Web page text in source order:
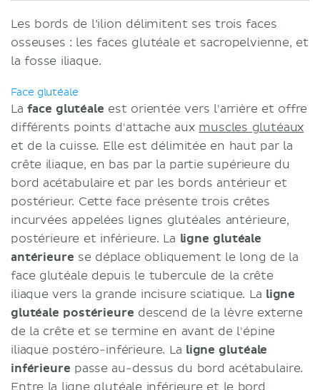
Les bords de l’ilion délimitent ses trois faces
osseuses : les faces glutéale et sacropelvienne, et
la fosse iliaque.
Face glutéale
Laface glutéale est orientée vers l'arrière et offre
différents points d'attache aux muscles glutéaux
et de la cuisse. Elle est délimitée en haut par la
crête iliaque, en bas par la partie supérieure du
bord acétabulaire et par les bords antérieur et
postérieur. Cette face présente trois crêtes
incurvées appelées lignes glutéales antérieure,
postérieure et inférieure. La ligne glutéale
antérieure se déplace obliquement le long de la
face glutéale depuis le tubercule de la crête
iliaque vers la grande incisure sciatique. La ligne
glutéale postérieure descend de la lèvre externe
de la crête et se termine en avant de l'épine
iliaque postéro-inférieure. La ligne glutéale
inférieure passe au-dessus du bord acétabulaire.
Entre la ligne glutéale inférieure et le bord